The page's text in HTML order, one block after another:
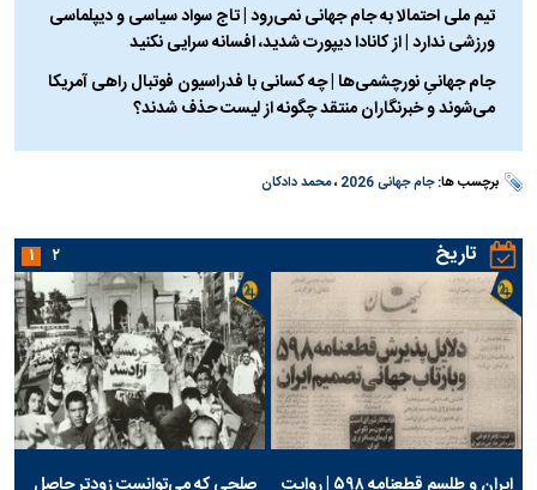
تیم ملی احتمالا به جام جهانی نمی‌رود | تاج سواد سیاسی و دیپلماسی
ورزشی ندارد | از کانادا دیپورت شدید، افسانه سرایی نکنید
جام جهانیِ نورچشمی‌ها | چه کسانی با فدراسیون فوتبال راهی آمریکا
می‌شوند و خبرنگاران منتقد چگونه از لیست حذف شدند؟
برچسب ها:جام جهانی 2026 ،محمد دادکان
تاریخ ۱ ۲